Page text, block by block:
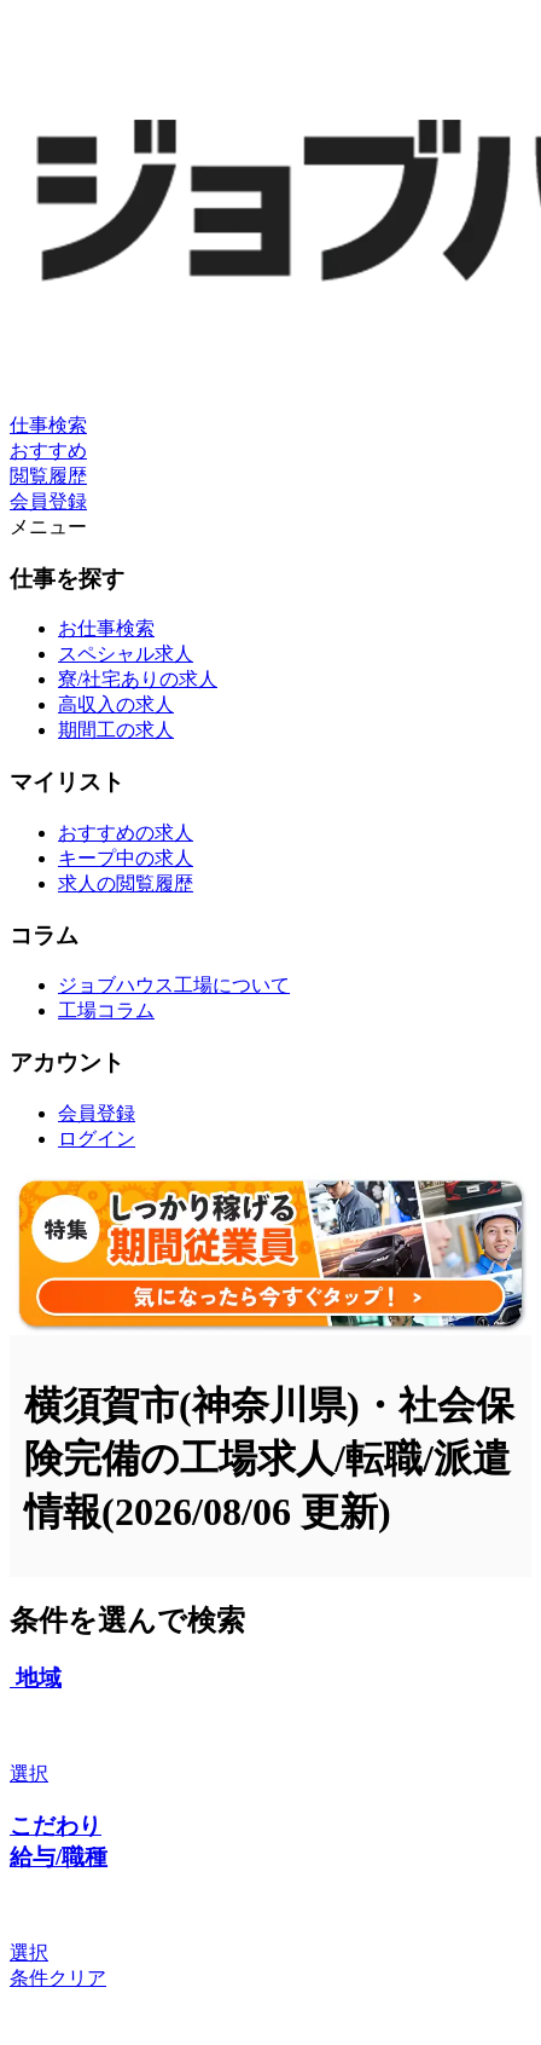
仕事検索
おすすめ
閲覧履歴
会員登録
メニュー
仕事を探す
お仕事検索
スペシャル求人
寮/社宅ありの求人
高収入の求人
期間工の求人
マイリスト
おすすめの求人
キープ中の求人
求人の閲覧履歴
コラム
ジョブハウス工場について
工場コラム
アカウント
会員登録
ログイン
横須賀市(神奈川県)・社会保
険完備の工場求人/転職/派遣
情報(2026/08/06 更新)
条件を選んで検索
地域
選択
こだわり
給与/職種
選択
条件クリア